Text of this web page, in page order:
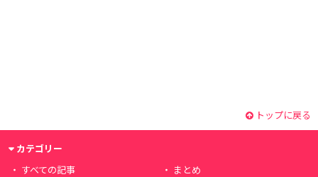
トップに戻る
カテゴリー
すべての記事
まとめ